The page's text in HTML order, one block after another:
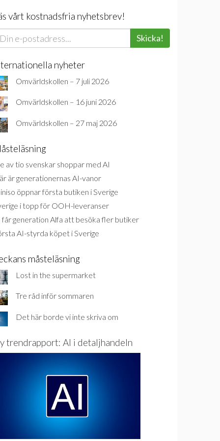
vårt kostnadsfria nyhetsbrev!
Skicka!
nyheter
Omvärldskollen – 7 juli 2026
Omvärldskollen – 16 juni 2026
Omvärldskollen – 27 maj 2026
av tio svenskar shoppar med AI
är generationernas AI-vanor
öppnar första butiken i Sverige
i topp för OOH-leveranser
får generation Alfa att besöka fler butiker
AI-styrda köpet i Sverige
måsteläsning
Lost in the supermarket
Tre råd inför sommaren
Det här borde vi inte skriva om
trendrapport: AI i detaljhandeln